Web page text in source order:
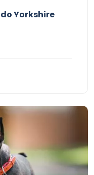
Yorkshire